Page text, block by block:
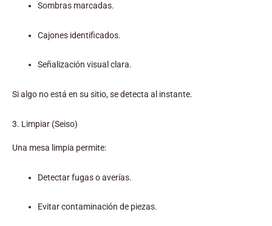
Sombras marcadas.
Cajones identificados.
Señalización visual clara.
Si algo no está en su sitio, se detecta al instante.
3. Limpiar (Seiso)
Una mesa limpia permite:
Detectar fugas o averías.
Evitar contaminación de piezas.